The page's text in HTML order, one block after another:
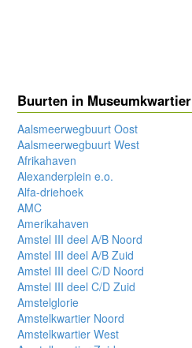
Buurten in Museumkwartier
Aalsmeerwegbuurt Oost
Aalsmeerwegbuurt West
Afrikahaven
Alexanderplein e.o.
Alfa-driehoek
AMC
Amerikahaven
Amstel III deel A/B Noord
Amstel III deel A/B Zuid
Amstel III deel C/D Noord
Amstel III deel C/D Zuid
Amstelglorie
Amstelkwartier Noord
Amstelkwartier West